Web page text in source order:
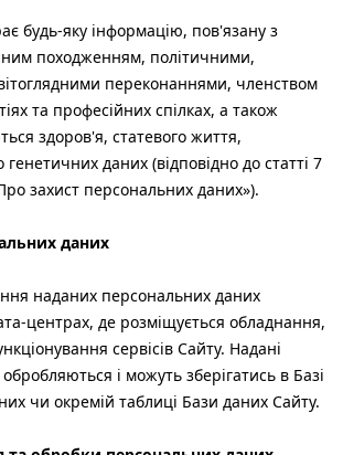
будь-яку інформацію, пов'язану з
походженням, політичними,
переконаннями, членством
та професійних спілках, а також
здоров'я, статевого життя,
даних (відповідно до статті 7
захист персональних даних»).
даних
наданих персональних даних
центрах, де розміщується обладнання,
сервісів Сайту. Надані
і можуть зберігатись в Базі
чи окремій таблиці Бази даних Сайту.